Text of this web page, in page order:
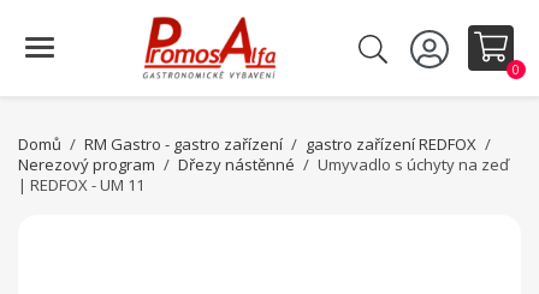
0
Domů RM Gastro - gastro zařízení
gastro zařízení REDFOX
Nerezový program
Dřezy nástěnné
Umyvadlo s úchyty na zeď
| REDFOX - UM 11